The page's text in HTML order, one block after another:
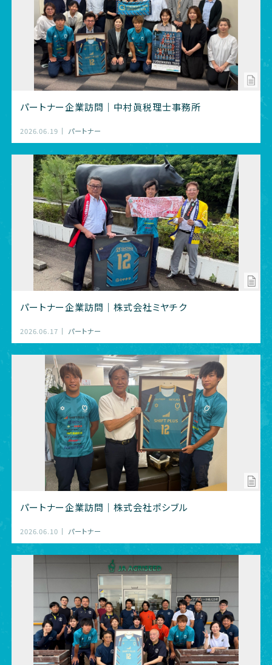
パートナー企業訪問｜中村眞税理士事務所
2026.06.19 パートナー
パートナー企業訪問｜株式会社ミヤチク
2026.06.17 パートナー
パートナー企業訪問｜株式会社ポシブル
2026.06.10 パートナー